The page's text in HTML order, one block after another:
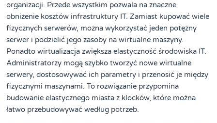
organizacji. Przede wszystkim pozwala na znaczne
obniżenie kosztów infrastruktury IT. Zamiast kupować wiele
fizycznych serwerów, można wykorzystać jeden potężny
serwer i podzielić jego zasoby na wirtualne maszyny.
Ponadto wirtualizacja zwiększa elastyczność środowiska IT.
Administratorzy mogą szybko tworzyć nowe wirtualne
serwery, dostosowywać ich parametry i przenosić je między
fizycznymi maszynami. To rozwiązanie przypomina
budowanie elastycznego miasta z klocków, które można
łatwo przebudowywać według potrzeb.